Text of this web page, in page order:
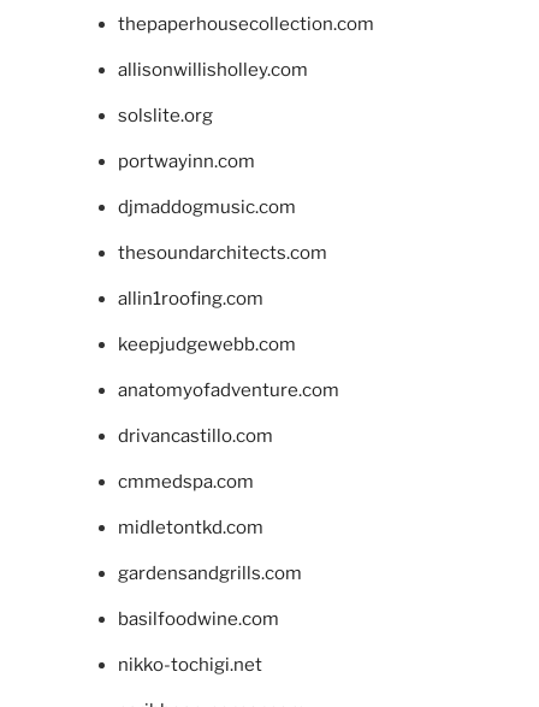
thepaperhousecollection.com
allisonwillisholley.com
solslite.org
portwayinn.com
djmaddogmusic.com
thesoundarchitects.com
allin1roofing.com
keepjudgewebb.com
anatomyofadventure.com
drivancastillo.com
cmmedspa.com
midletontkd.com
gardensandgrills.com
basilfoodwine.com
nikko-tochigi.net